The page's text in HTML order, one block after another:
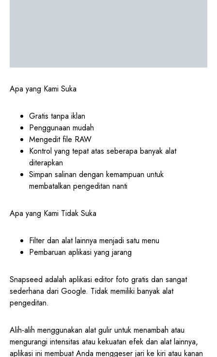
Apa yang Kami Suka
Gratis tanpa iklan
Penggunaan mudah
Mengedit file RAW
Kontrol yang tepat atas seberapa banyak alat
diterapkan
Simpan salinan dengan kemampuan untuk
membatalkan pengeditan nanti
Apa yang Kami Tidak Suka
Filter dan alat lainnya menjadi satu menu
Pembaruan aplikasi yang jarang
Snapseed adalah aplikasi editor foto gratis dan sangat
sederhana dari Google. Tidak memiliki banyak alat
pengeditan.
Alih-alih menggunakan alat gulir untuk menambah atau
mengurangi intensitas atau kekuatan efek dan alat lainnya,
aplikasi ini membuat Anda menggeser jari ke kiri atau kanan